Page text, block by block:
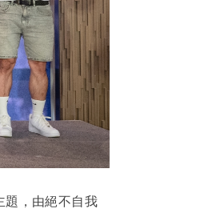
題，由絕不自我